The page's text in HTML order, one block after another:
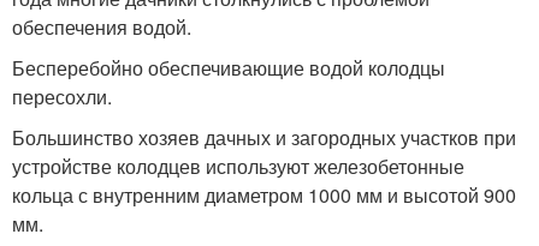
обеспечения водой.
Бесперебойно обеспечивающие водой колодцы
пересохли.
Большинство хозяев дачных и загородных участков при
устройстве колодцев используют железобетонные
кольца с внутренним диаметром 1000 мм и высотой 900
мм.